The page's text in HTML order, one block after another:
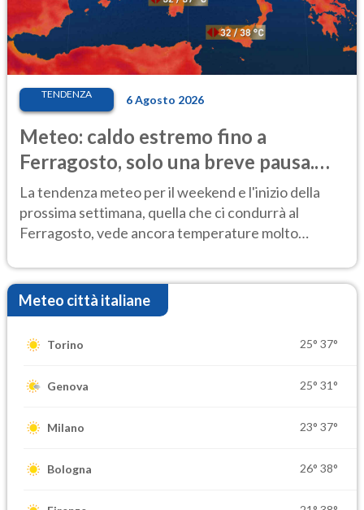
TENDENZA 6 Agosto 2026
Meteo: caldo estremo fino a
Ferragosto, solo una breve pausa.
Ecco dove
La tendenza meteo per il weekend e l'inizio della
prossima settimana, quella che ci condurrà al
Ferragosto, vede ancora temperature molto
Meteo città italiane
Torino 25° 37°
Genova 25° 31°
Milano 23° 37°
Bologna 26° 38°